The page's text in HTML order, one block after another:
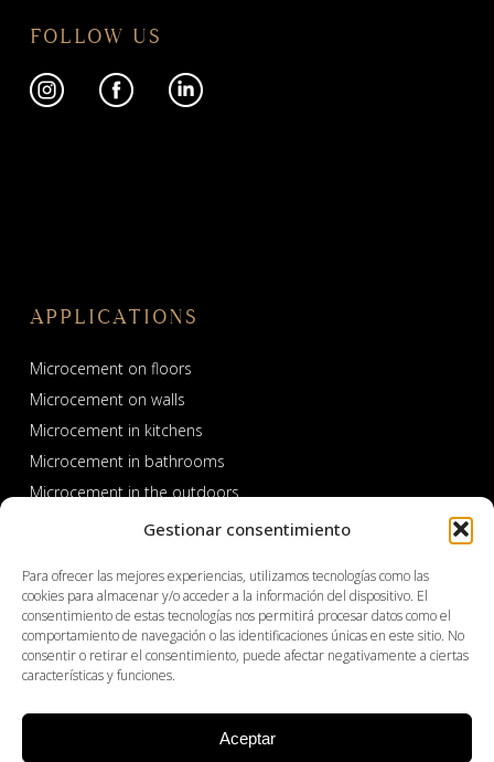
Gestionar consentimiento
Para ofrecer las mejores experiencias, utilizamos tecnologías como las
cookies para almacenar y/o acceder a la información del dispositivo. El
consentimiento de estas tecnologías nos permitirá procesar datos como el
comportamiento de navegación o las identificaciones únicas en este sitio. No
consentir o retirar el consentimiento, puede afectar negativamente a ciertas
características y funciones.
Aceptar
FOLLOW US
APPLICATIONS
Microcement on floors
Microcement on walls
Microcement in kitchens
Microcement in bathrooms
Microcement in the outdoors
Microcement in pools and spas